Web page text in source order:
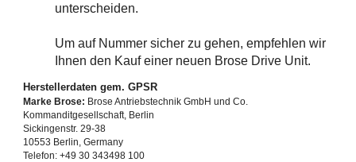
unterscheiden.
Um auf Nummer sicher zu gehen, empfehlen wir
Ihnen den Kauf einer neuen Brose Drive Unit.
Herstellerdaten gem. GPSR
Marke Brose: Brose Antriebstechnik GmbH und Co.
Kommanditgesellschaft, Berlin
Sickingenstr. 29-38
10553 Berlin, Germany
Telefon: +49 30 343498 100